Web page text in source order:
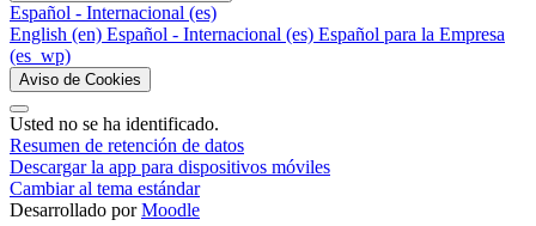
Español - Internacional ‎(es)‎
English ‎(en)‎ Español - Internacional ‎(es)‎ Español para la Empresa
‎(es_wp)‎
Aviso de Cookies
Usted no se ha identificado.
Resumen de retención de datos
Descargar la app para dispositivos móviles
Cambiar al tema estándar
Desarrollado porMoodle